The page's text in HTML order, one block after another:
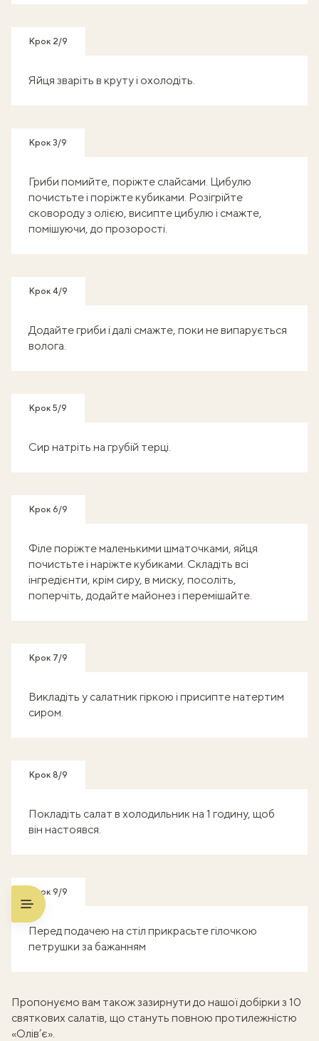
Крок 2/9
Яйця зваріть в круту і охолодіть.
Крок 3/9
Гриби помийте, поріжте слайсами. Цибулю
почистьте і поріжте кубиками. Розігрійте
сковороду з олією, висипте цибулю і смажте,
помішуючи, до прозорості.
Крок 4/9
Додайте гриби і далі смажте, поки не випарується
волога.
Крок 5/9
Сир натріть на грубій терці.
Крок 6/9
Філе поріжте маленькими шматочками, яйця
почистьте і наріжте кубиками. Складіть всі
інгредієнти, крім сиру, в миску, посоліть,
поперчіть, додайте майонез і перемішайте.
Крок 7/9
Викладіть у салатник гіркою і присипте натертим
сиром.
Крок 8/9
Покладіть салат в холодильник на 1 годину, щоб
він настоявся.
Крок 9/9
Перед подачею на стіл прикрасьте гілочкою
петрушки за бажанням
Пропонуємо вам також зазирнути до нашої добірки з 10
святкових салатів, що стануть повною протилежністю
«Олів’є»